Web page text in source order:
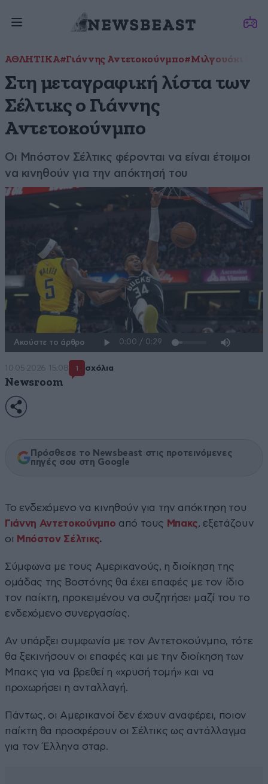
ΑΘΛΗΤΙΚΑ#Γιάννης Αντετοκούνμπο#Μιλγουόκι
Στη μεταγραφική λίστα των
Σέλτικς ο Γιάννης
Αντετοκούνμπο
Οι Μπόστον Σέλτικς φέρονται να είναι έτοιμοι
να κινηθούν για την απόκτησή του
Ακούστε το άρθρο
10·05·2026 15:08 1 σχόλια
Newsroom
Πρόσθεσε το Newsbeast στις προτεινόμενες
πηγές σου στη Google
Το ενδεχόμενο να κινηθούν για την απόκτηση του
Γιάννη Αντετοκούνμπο από τους Μπακς, εξετάζουν
οι Μπόστον Σέλτικς.
Σύμφωνα με τους Αμερικανούς, η διοίκηση της
ομάδας της Βοστόνης θα έχει επαφές με τον ίδιο
τον παίκτη, προκειμένου να συζητήσει μαζί του το
ενδεχόμενο συνεργασίας.
Αν υπάρξει συμφωνία με τον Αντετοκούνμπο, τότε
θα ξεκινήσουν οι επαφές και με την διοίκηση των
Μπακς για να βρεθεί η «χρυσή τομή» και να
προχωρήσει η ανταλλαγή.
Πάντως, οι Αμερικανοί δεν έχουν αναφέρει, ποιον
παίκτη θα προσφέρουν οι Σέλτικς ως αντάλλαγμα
για τον Έλληνα σταρ.